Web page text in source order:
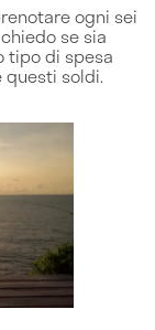
ogni sei
se sia
tipo di spesa
soldi.